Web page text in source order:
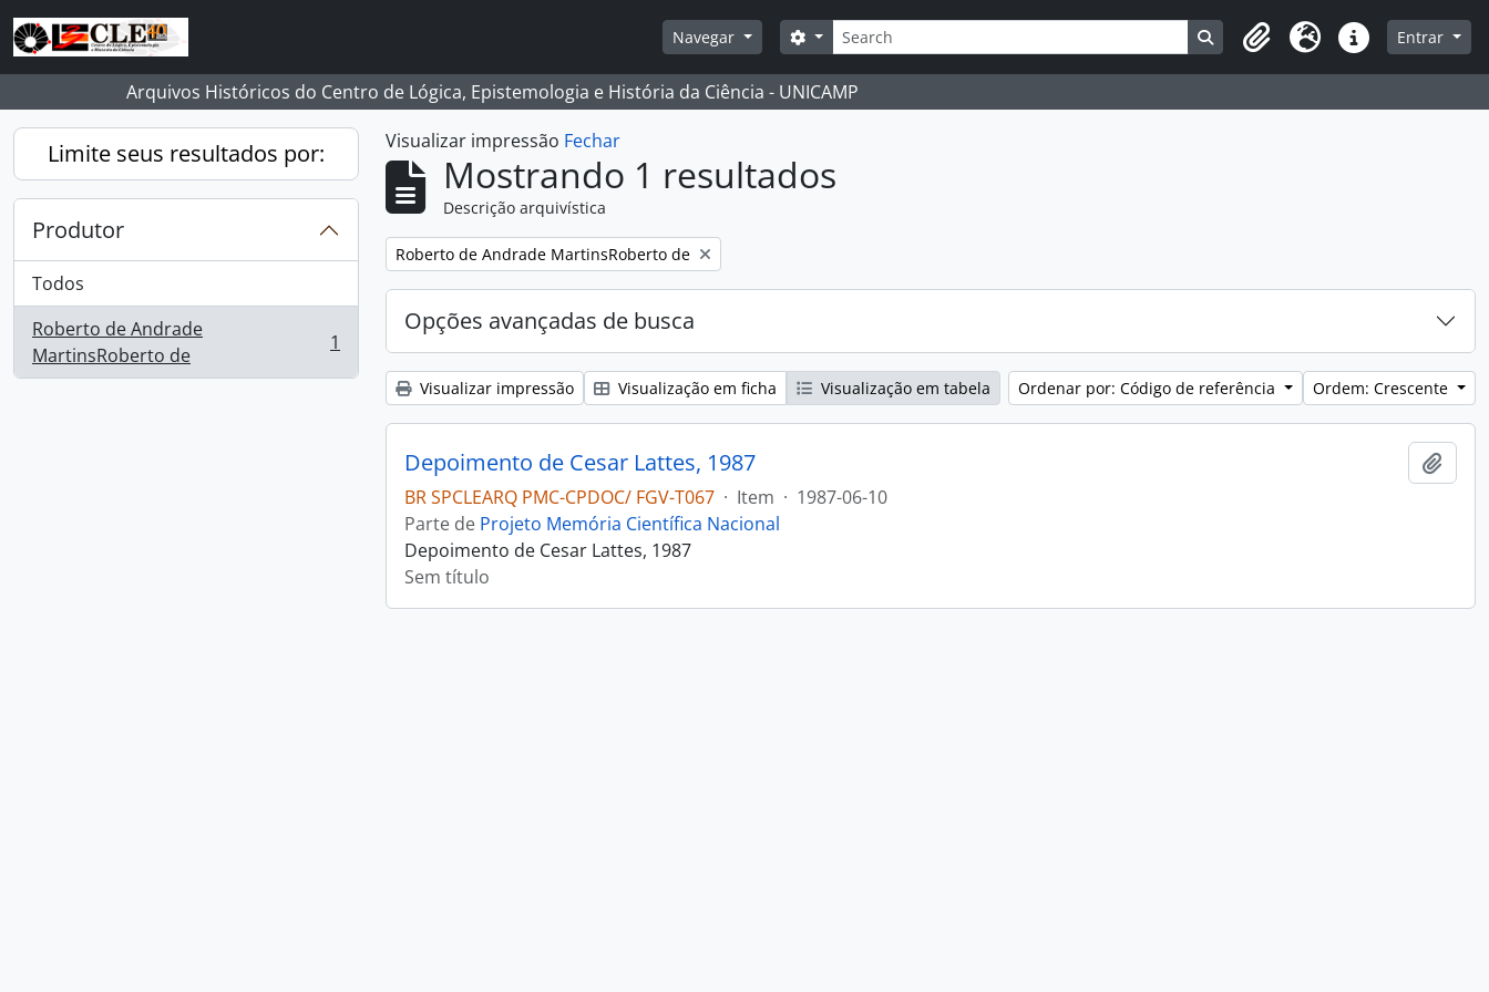
Skip to main content
Navegar
Buscar
Opções de busca Busque na página de navegação
Clipboard
Idioma Atalhos Entrar
Arquivos Históricos do Centro de Lógica, Epistemologia e História da Ciência - UNICAMP
Limite seus resultados por:
Produtor
Todos
Roberto de Andrade
MartinsRoberto de
, 1 resultados 1
Visualizar impressão Fechar
Mostrando 1 resultados
Descrição arquivística
Remover filtro:
Roberto de Andrade MartinsRoberto de
Opções avançadas de busca
Visualizar impressão Visualização em ficha Visualização em tabela Ordenar por: Código de referência Ordem: Crescente
Depoimento de Cesar Lattes, 1987
BR SPCLEARQ PMC-CPDOC/ FGV-T067 · Item · 1987-06-10
Parte de Projeto Memória Científica Nacional
Depoimento de Cesar Lattes, 1987
Sem título